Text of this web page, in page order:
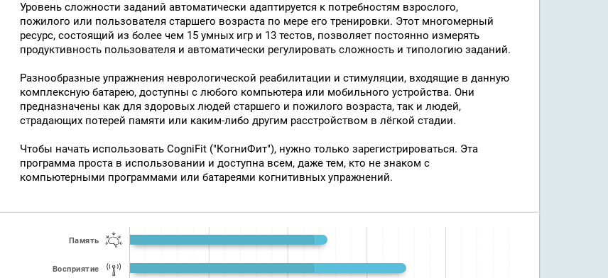
Уровень сложности заданий автоматически адаптируется к потребностям взрослого,
пожилого или пользователя старшего возраста по мере его тренировки. Этот многомерный
ресурс, состоящий из более чем 15 умных игр и 13 тестов, позволяет постоянно измерять
продуктивность пользователя и автоматически регулировать сложность и типологию заданий.
Разнообразные упражнения неврологической реабилитации и стимуляции, входящие в данную
комплексную батарею, доступны с любого компьютера или мобильного устройства. Они
предназначены как для здоровых людей старшего и пожилого возраста, так и людей,
страдающих потерей памяти или каким-либо другим расстройством в лёгкой стадии.
Чтобы начать использовать CogniFit ("КогниФит"), нужно только зарегистрироваться. Эта
программа проста в использовании и доступна всем, даже тем, кто не знаком с
компьютерными программами или батареями когнитивных упражнений.
Память
Восприятие